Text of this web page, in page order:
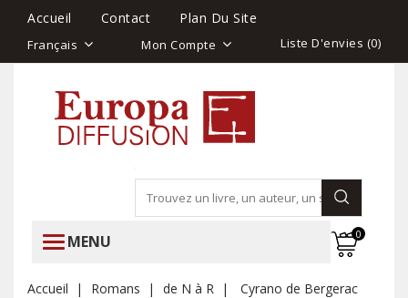
Accueil Contact Plan Du Site
Français Mon Compte Liste D'envies (0)
MENU 0
Accueil Romans de N à R Cyrano de Bergerac